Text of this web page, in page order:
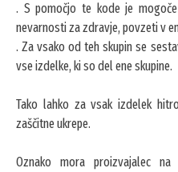
. S pomočjo te kode je
nevarnosti za zdravje, povzeti v
. Za vsako od teh skupin se
vse izdelke, ki so del ene skupine.
Tako lahko za vsak izdelek
zaščitne ukrepe.
Oznako mora proizvajalec